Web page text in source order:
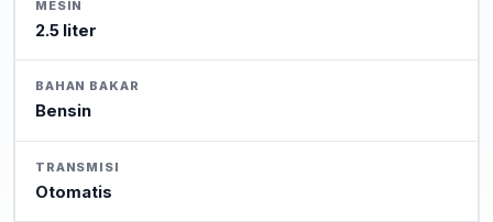
MESIN
2.5 liter
BAHAN BAKAR
Bensin
TRANSMISI
Otomatis